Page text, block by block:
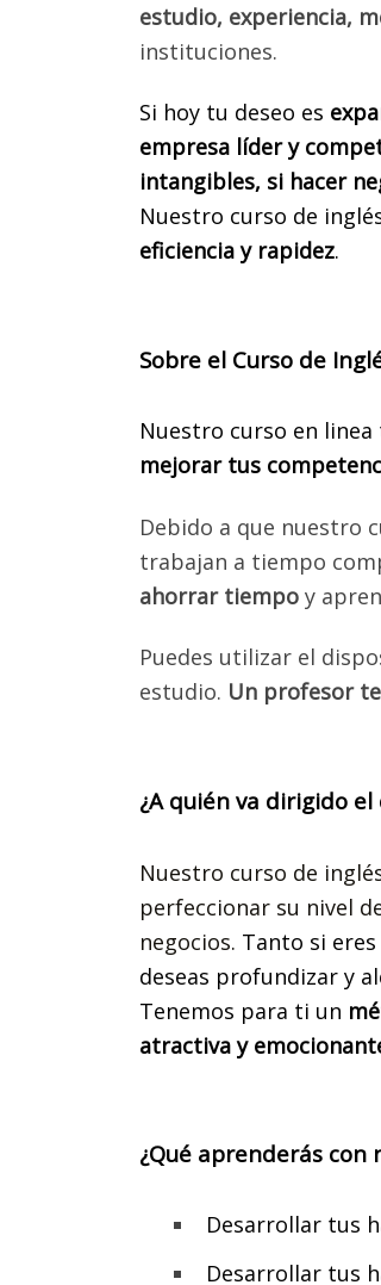
estudio, experiencia,
instituciones.
Si hoy tu deseo es
empresa líder y
intangibles, si hacer
Nuestro curso de
eficiencia y rapidez.
Sobre el Curso de
Nuestro curso en linea
mejorar tus
Debido a que nuestro
trabajan a tiempo
ahorrar tiempo y
Puedes utilizar el
estudio. Un profesor
¿A quién va dirigido
Nuestro curso de
perfeccionar su nivel
negocios. Tanto si eres
deseas profundizar y
Tenemos para ti un
atractiva y
¿Qué aprenderás con
Desarrollar tus
Desarrollar tus